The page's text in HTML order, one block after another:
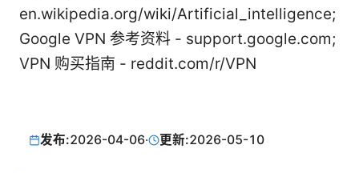
en.wikipedia.org/wiki/Artificial_intelligence;
Google VPN 参考资料 - support.google.com;
VPN 购买指南 - reddit.com/r/VPN
发布:2026-04-06· 更新:2026-05-10